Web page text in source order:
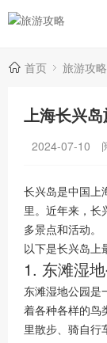
首页 旅游攻略
上海长兴
2024-07-10
长兴岛是中国上
里。近年来，长
多景点和活动。
以下是长兴岛上
1. 东滩湿
东滩湿地公园是
着各种各样的鸟
里散步、骑自行